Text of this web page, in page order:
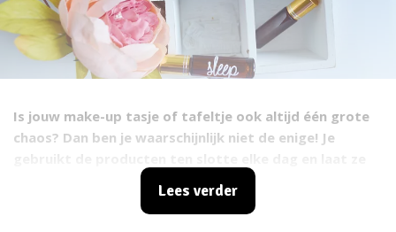
Is jouw make-up tasje of tafeltje ook altijd één grote
chaos? Dan ben je waarschijnlijk niet de enige! Je
makkelijk slingeren. Toch zijn er een aantal hele simpele
manieren om het netjes op te bergen en je kamer ook
Lees verder